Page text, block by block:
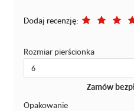
Dodaj recenzję:
Rozmiar pierścionka
6
Zamów
Opakowanie